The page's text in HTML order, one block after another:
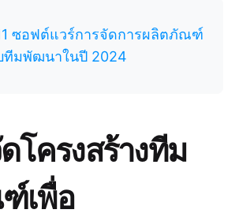
ซอฟต์แวร์การจัดการผลิตภัณฑ์
มพัฒนาในปี 2024
โครงสร้างทีม
เพื่อ